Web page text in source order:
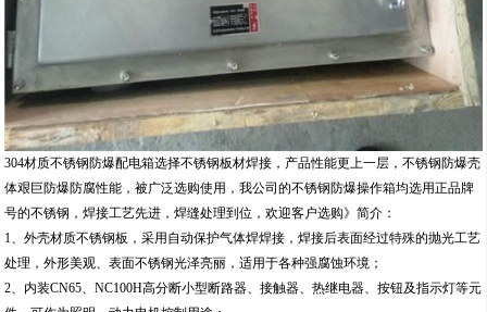
304材质不锈钢防爆配电箱选择不锈钢板材焊接，产品性能更上一层，不锈钢防爆壳
体艰巨防爆防腐性能，被广泛选购使用，我公司的不锈钢防爆操作箱均选用正品牌
号的不锈钢，焊接工艺先进，焊缝处理到位，欢迎客户选购》简介：
1、外壳材质不锈钢板，采用自动保护气体焊焊接，焊接后表面经过特殊的抛光工艺
处理，外形美观、表面不锈钢光泽亮丽，适用于各种强腐蚀环境；
2、内装CN65、NC100H高分断小型断路器、接触器、热继电器、按钮及指示灯等元